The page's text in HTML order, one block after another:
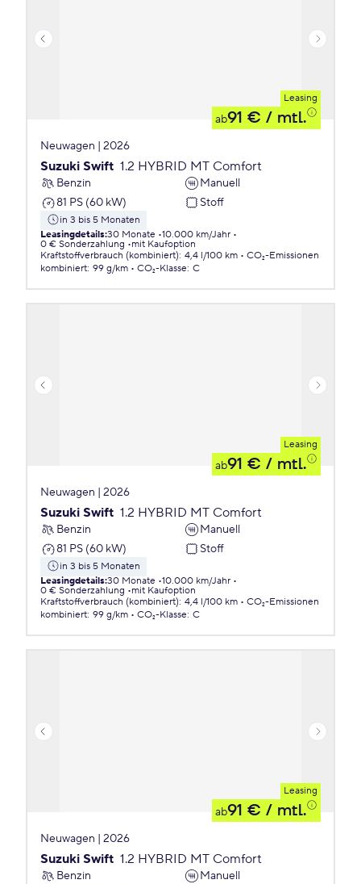
Leasing
ab91 € / mtl.
Neuwagen | 2026
Suzuki Swift 1.2 HYBRID MT Comfort
Benzin
Manuell
81 PS (60 kW)
Stoff
in 3 bis 5 Monaten
Leasingdetails:30 Monate 10.000 km/Jahr
0 € Sonderzahlung
mit Kaufoption
Kraftstoffverbrauch (kombiniert): 4,4 l/100 km
CO₂-Emissionen
kombiniert: 99 g/km CO₂-Klasse: C
Leasing
ab91 € / mtl.
Neuwagen | 2026
Suzuki Swift 1.2 HYBRID MT Comfort
Benzin
Manuell
81 PS (60 kW)
Stoff
in 3 bis 5 Monaten
Leasingdetails:30 Monate 10.000 km/Jahr
0 € Sonderzahlung
mit Kaufoption
Kraftstoffverbrauch (kombiniert): 4,4 l/100 km
CO₂-Emissionen
kombiniert: 99 g/km CO₂-Klasse: C
Leasing
ab91 € / mtl.
Neuwagen | 2026
Suzuki Swift 1.2 HYBRID MT Comfort
Benzin
Manuell